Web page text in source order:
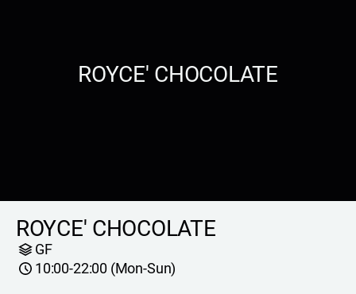
ROYCE' CHOCOLATE
ROYCE' CHOCOLATE
GF
10:00-22:00 (Mon-Sun)